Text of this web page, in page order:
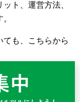
ト、運営方法、
ても、こちらから